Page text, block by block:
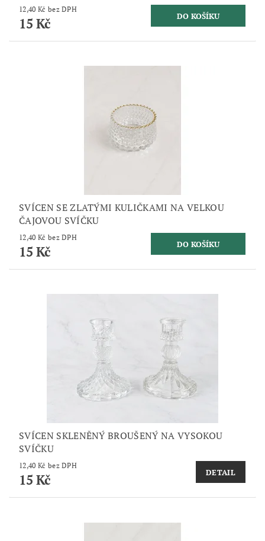
12,40 Kč bez DPH
15 Kč
SVÍCEN SE ZLATÝMI KULIČKAMI NA VELKOU
ČAJOVOU SVÍČKU
12,40 Kč bez DPH
15 Kč
SVÍCEN SKLENĚNÝ BROUŠENÝ NA VYSOKOU
SVÍČKU
12,40 Kč bez DPH
15 Kč DETAIL